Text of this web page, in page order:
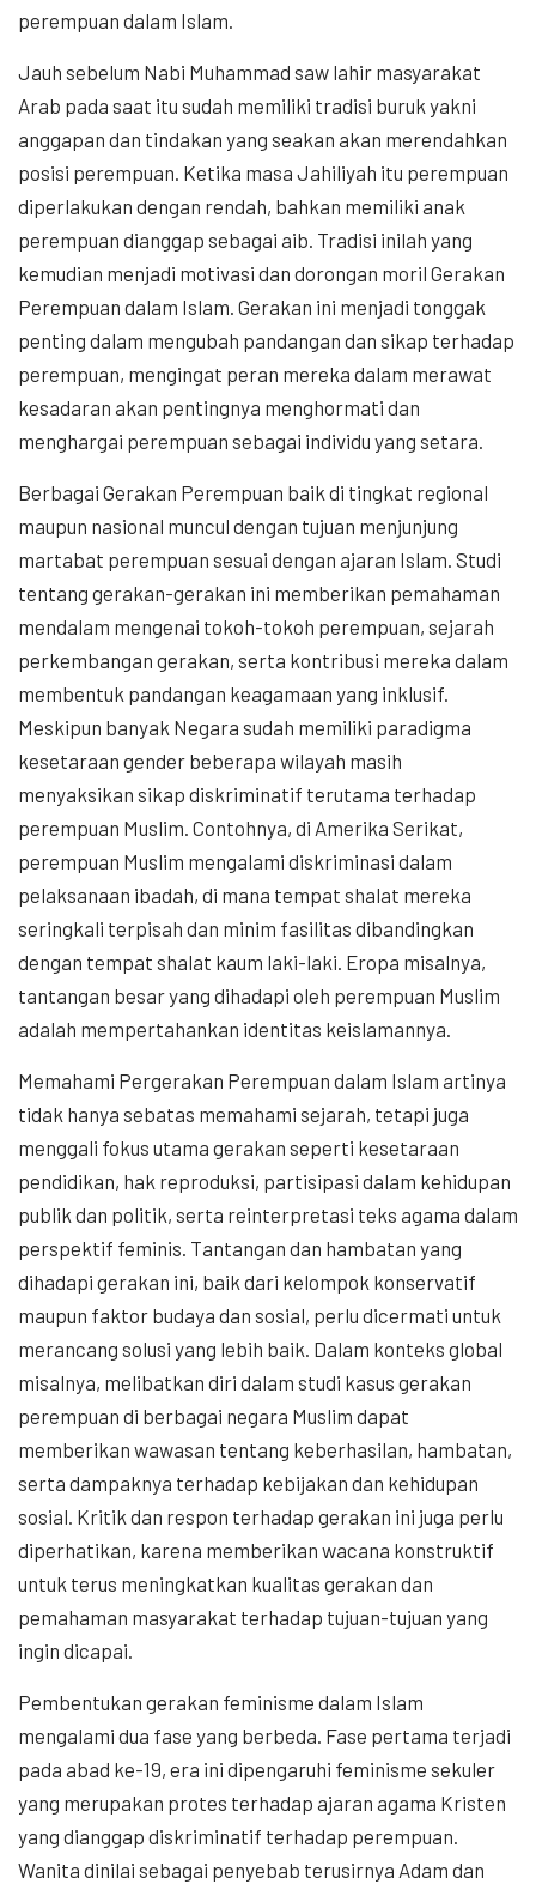
perempuan dalam Islam.
Jauh sebelum Nabi Muhammad saw lahir masyarakat
Arab pada saat itu sudah memiliki tradisi buruk yakni
anggapan dan tindakan yang seakan akan merendahkan
posisi perempuan. Ketika masa Jahiliyah itu perempuan
diperlakukan dengan rendah, bahkan memiliki anak
perempuan dianggap sebagai aib. Tradisi inilah yang
kemudian menjadi motivasi dan dorongan moril Gerakan
Perempuan dalam Islam. Gerakan ini menjadi tonggak
penting dalam mengubah pandangan dan sikap terhadap
perempuan, mengingat peran mereka dalam merawat
kesadaran akan pentingnya menghormati dan
menghargai perempuan sebagai individu yang setara.
Berbagai Gerakan Perempuan baik di tingkat regional
maupun nasional muncul dengan tujuan menjunjung
martabat perempuan sesuai dengan ajaran Islam. Studi
tentang gerakan-gerakan ini memberikan pemahaman
mendalam mengenai tokoh-tokoh perempuan, sejarah
perkembangan gerakan, serta kontribusi mereka dalam
membentuk pandangan keagamaan yang inklusif.
Meskipun banyak Negara sudah memiliki paradigma
kesetaraan gender beberapa wilayah masih
menyaksikan sikap diskriminatif terutama terhadap
perempuan Muslim. Contohnya, di Amerika Serikat,
perempuan Muslim mengalami diskriminasi dalam
pelaksanaan ibadah, di mana tempat shalat mereka
seringkali terpisah dan minim fasilitas dibandingkan
dengan tempat shalat kaum laki-laki. Eropa misalnya,
tantangan besar yang dihadapi oleh perempuan Muslim
adalah mempertahankan identitas keislamannya.
Memahami Pergerakan Perempuan dalam Islam artinya
tidak hanya sebatas memahami sejarah, tetapi juga
menggali fokus utama gerakan seperti kesetaraan
pendidikan, hak reproduksi, partisipasi dalam kehidupan
publik dan politik, serta reinterpretasi teks agama dalam
perspektif feminis. Tantangan dan hambatan yang
dihadapi gerakan ini, baik dari kelompok konservatif
maupun faktor budaya dan sosial, perlu dicermati untuk
merancang solusi yang lebih baik. Dalam konteks global
misalnya, melibatkan diri dalam studi kasus gerakan
perempuan di berbagai negara Muslim dapat
memberikan wawasan tentang keberhasilan, hambatan,
serta dampaknya terhadap kebijakan dan kehidupan
sosial. Kritik dan respon terhadap gerakan ini juga perlu
diperhatikan, karena memberikan wacana konstruktif
untuk terus meningkatkan kualitas gerakan dan
pemahaman masyarakat terhadap tujuan-tujuan yang
ingin dicapai.
Pembentukan gerakan feminisme dalam Islam
mengalami dua fase yang berbeda. Fase pertama terjadi
pada abad ke-19, era ini dipengaruhi feminisme sekuler
yang merupakan protes terhadap ajaran agama Kristen
yang dianggap diskriminatif terhadap perempuan.
Wanita dinilai sebagai penyebab terusirnya Adam dan